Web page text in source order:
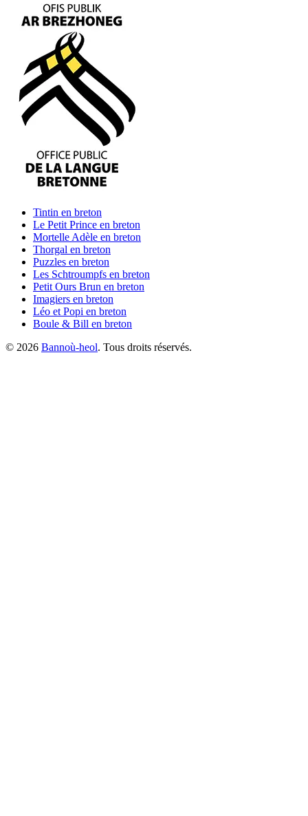
Tintin en breton
Le Petit Prince en breton
Mortelle Adèle en breton
Thorgal en breton
Puzzles en breton
Les Schtroumpfs en breton
Petit Ours Brun en breton
Imagiers en breton
Léo et Popi en breton
Boule & Bill en breton
© 2026 Bannoù-heol. Tous droits réservés.